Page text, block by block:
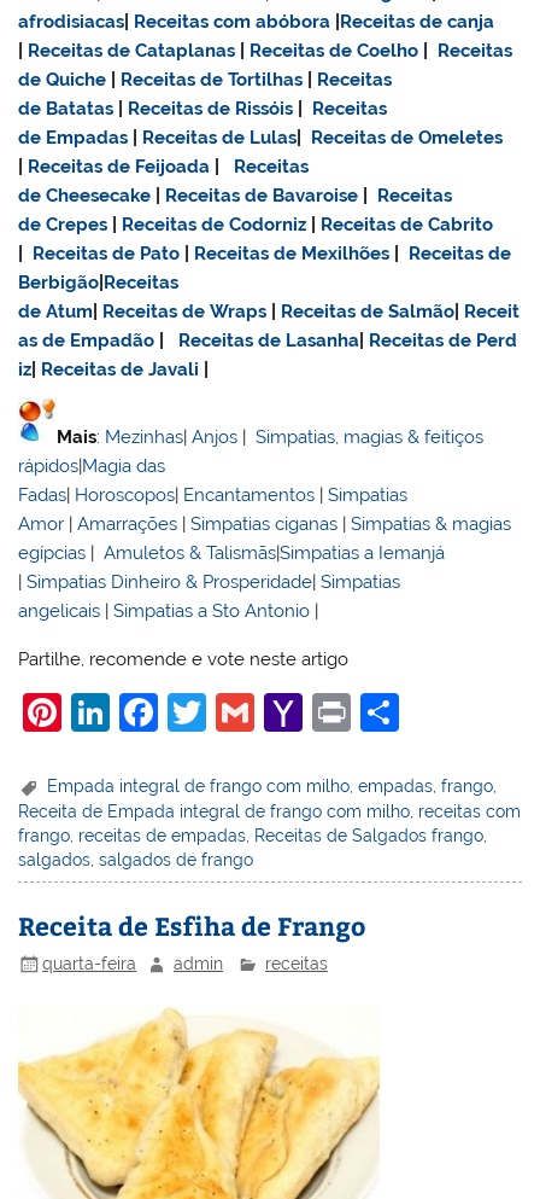
afrodisiacas Receitas com abóbora Receitas de canja
Receitas de Cataplanas Receitas de Coelho
Receitas
de Quiche
Receitas de Tortilhas
Receitas
de Batatas
Receitas de Rissóis
Receitas
de Empadas
Receitas de Lulas
Receitas de Omeletes
Receitas de Feijoada
Receitas
de Cheesecake
Receitas de Bavaroise
Receitas
de Crepes
Receitas de Codorniz
Receitas de Cabrito
Receitas de Pato Receitas de Mexilhões
Receitas de
Berbigão Receitas
de Atum Receitas de Wraps Receitas de Salmão Receit
as de Empadão
Receitas de Lasanha Receitas de Perd
iz Receitas de Javali
Mais: Mezinhas|Anjos |Simpatias, magias & feitiços
rápidos|Magia das
Fadas| Horoscopos| Encantamentos |Simpatias
Amor |Amarrações |Simpatias ciganas |Simpatias & magias
egípcias |Amuletos & Talismãs|Simpatias a Iemanjá
|Simpatias Dinheiro & Prosperidade|Simpatias
angelicais |Simpatias a Sto Antonio |
Partilhe, recomende e vote neste artigo
Pi
er
e
st
Li
k
e
dI
n
F
c
e
b
o
k
T
itt
er
G
ai
l
Y
h
o
ai
l
Pr
t
ar
e
Empada integral de frango com milho ,empadas ,frango
Receita de Empada integral de frango com milho receitas com
frango receitas de empadas Receitas de Salgados frango
salgados ,salgados de frango
Receita de Esfiha de Frango
quarta-feira admin receitas